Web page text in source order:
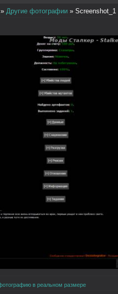
» Другие фотографии » Screenshot_1
в реальном размере